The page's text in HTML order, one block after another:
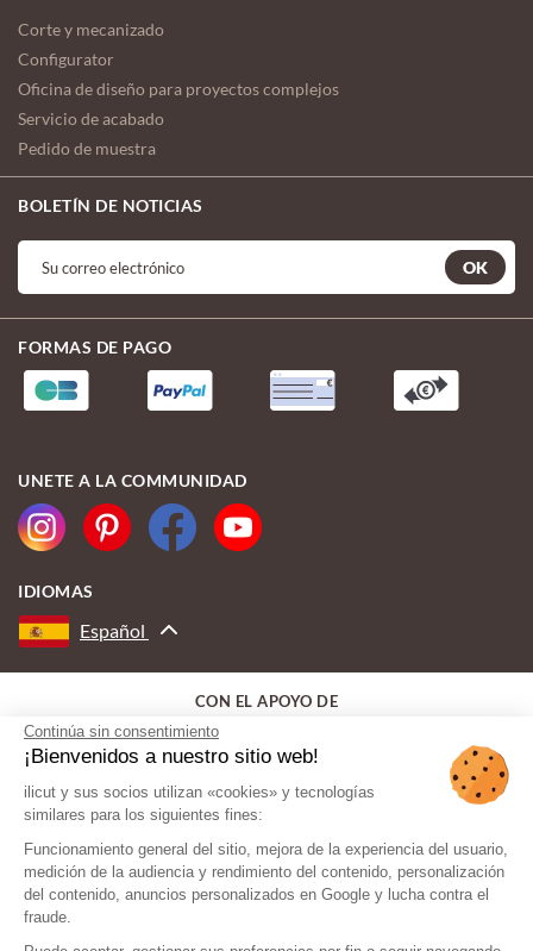
Continúa sin consentimiento
¡Bienvenidos a nuestro sitio web!
ilicut y sus socios utilizan «cookies» y tecnologías
similares para los siguientes fines:
Funcionamiento general del sitio, mejora de la experiencia del usuario,
medición de la audiencia y rendimiento del contenido, personalización
del contenido, anuncios personalizados en Google y lucha contra el
fraude.
Corte y mecanizado
Configurator
Oficina de diseño para proyectos complejos
Servicio de acabado
Pedido de muestra
BOLETÍN DE NOTICIAS
OK
FORMAS DE PAGO
UNETE A LA COMMUNIDAD
IDIOMAS
Español
CON EL APOYO DE